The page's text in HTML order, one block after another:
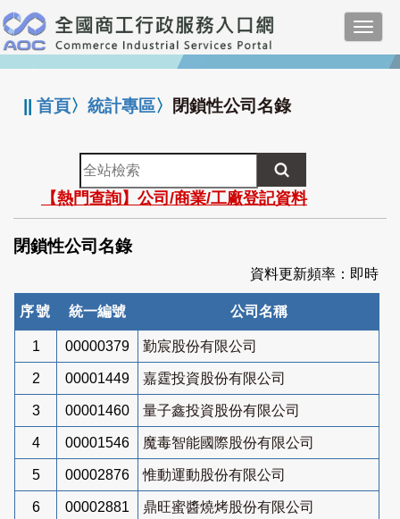
跳
到
主
要
:::
||首頁〉統計專區〉 閉鎖性公司名錄
全
站
檢
索
【熱門查詢】公司/商業/工廠登記資料
閉鎖性公司名錄
資料更新頻率：即時
序號 統一編號 公司名稱
1 00000379 勤宸股份有限公司
2 00001449 嘉霆投資股份有限公司
3 00001460 量子鑫投資股份有限公司
4 00001546 魔毒智能國際股份有限公司
5 00002876 惟動運動股份有限公司
6 00002881 鼎旺蜜醬燒烤股份有限公司